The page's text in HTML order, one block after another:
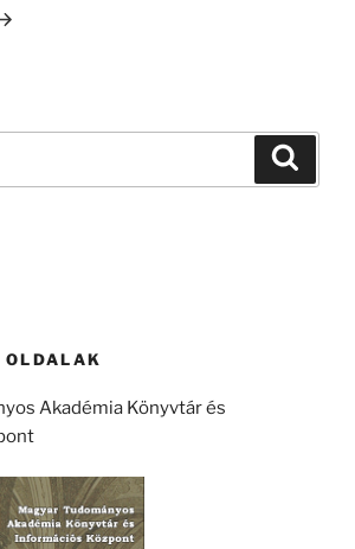
OLDALAK
Akadémia Könyvtár és